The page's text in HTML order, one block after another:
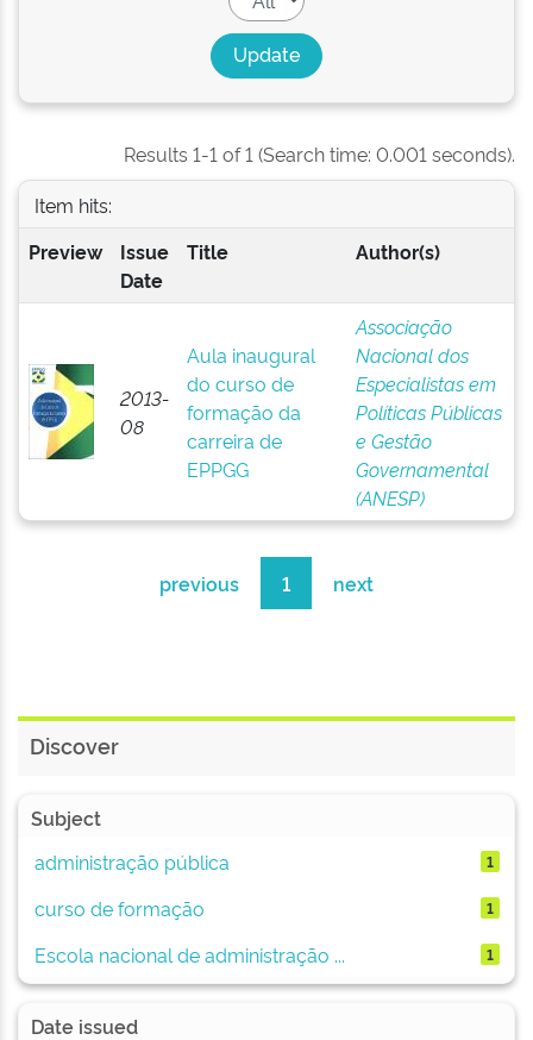
Results 1-1 of 1 (Search time: 0.001 seconds).
Item hits:
Preview
Issue
Date
Title Author(s)
2013-
08
Aula inaugural
do curso de
formação da
carreira de
EPPGG
Associação
Nacional dos
Especialistas em
Políticas Públicas
e Gestão
Governamental
(ANESP)
previous 1 next
Discover
Subject
administração pública
1
curso de formação 1
Escola nacional de administração ... 1
Date issued